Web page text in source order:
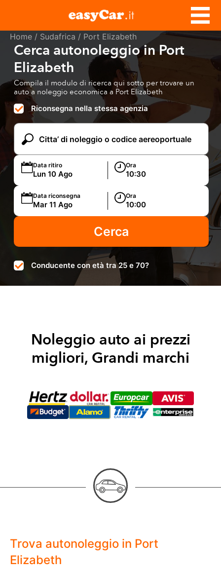
Home / Sudafrica / Port Elizabeth
Cerca autonoleggio in Port
Elizabeth
Compila il modulo di ricerca qui sotto per trovare un
auto a noleggio economica a Port Elizabeth
Riconsegna nella stessa agenzia
Data ritiro Ora
Data riconsegna Ora
Conducente con età tra 25 e 70?
Noleggio auto ai prezzi
migliori, Grandi marchi
Trova autonoleggio in Port
Elizabeth